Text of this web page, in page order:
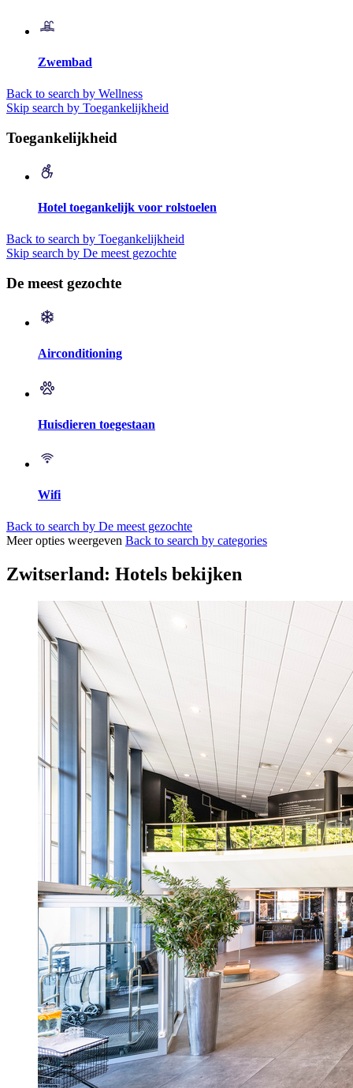
Zwembad
Back to search by Wellness
Skip search by Toegankelijkheid
Toegankelijkheid
Hotel toegankelijk voor rolstoelen
Back to search by Toegankelijkheid
Skip search by De meest gezochte
De meest gezochte
Airconditioning
Huisdieren toegestaan
Wifi
Back to search by De meest gezochte
Meer opties weergeven Back to search by categories
Zwitserland: Hotels bekijken